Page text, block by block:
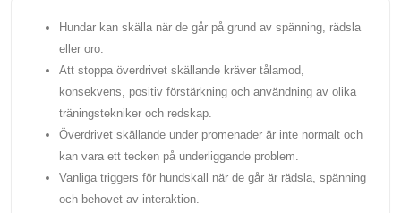
Hundar kan skälla när de går på grund av spänning, rädsla
eller oro.
Att stoppa överdrivet skällande kräver tålamod,
konsekvens, positiv förstärkning och användning av olika
träningstekniker och redskap.
Överdrivet skällande under promenader är inte normalt och
kan vara ett tecken på underliggande problem.
Vanliga triggers för hundskall när de går är rädsla, spänning
och behovet av interaktion.